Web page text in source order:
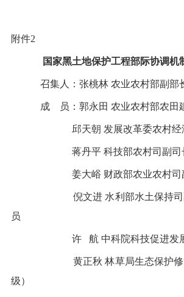
附件2
国家黑土地保护工程部际协调机
召集人：张桃林 农业农村部副部
成 员：郭永田 农业农村部农田
邱天朝 发展改革委农村
蒋丹平 科技部农村司副
姜大峪 财政部农业农村司
倪文进 水利部水土保持
员
许 航 中科院科技促进发
黄正秋 林草局生态保护
级）